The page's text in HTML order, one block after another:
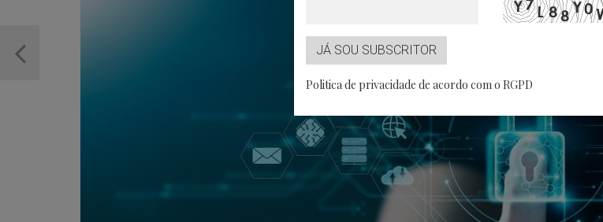
JÁ SOU SUBSCRITOR
Politica de privacidade de acordo com o RGPD